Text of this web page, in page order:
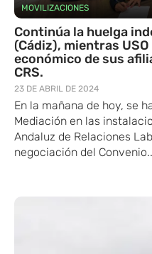
MOVILIZACIONES
Continúa la huelga
(Cádiz), mientras
económico de sus
CRS.
23 DE ABRIL DE 2024
En la mañana de hoy, se
Mediación en las
Andaluz de Relaciones
negociación del